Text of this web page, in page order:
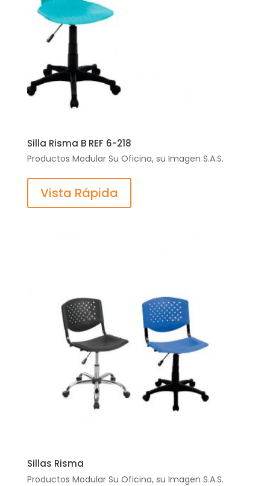
Silla Risma B REF 6-218
Productos Modular Su Oficina, su Imagen S.A.S.
Vista Rápida
Sillas Risma
Productos Modular Su Oficina, su Imagen S.A.S.